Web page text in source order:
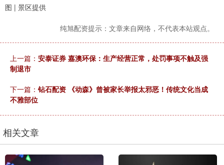
图 | 景区提供
纯旭配资提示：文章来自网络，不代表本站观点。
上一篇： 安泰证券 嘉澳环保：生产经营正常，处罚事项不触及强
制退市
下一篇： 钻石配资 《动森》曾被家长举报太邪恶！传统文化当成
不雅部位
相关文章